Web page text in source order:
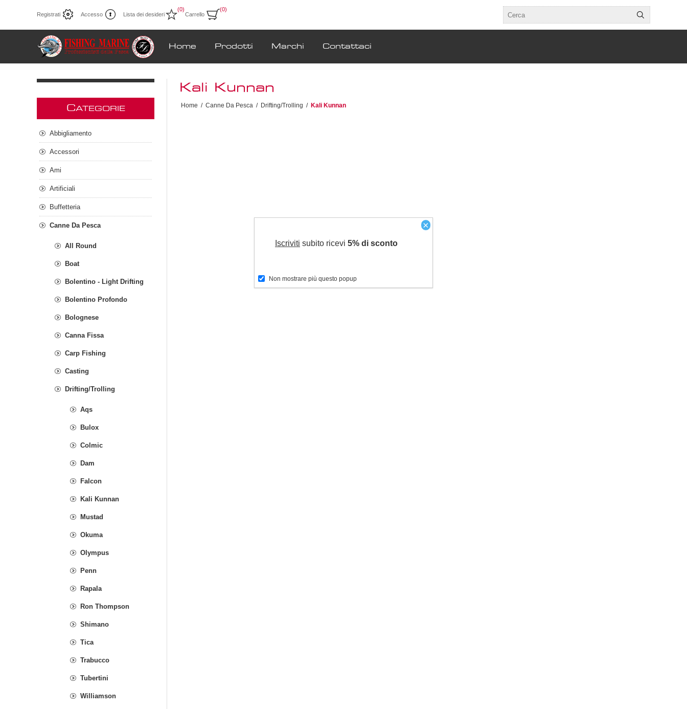
Registrati Accesso Lista dei desideri
(0)
Carrello
(0)
Home Prodotti Marchi Contattaci
Kali Kunnan
Home / Canne Da Pesca / Drifting/Trolling / Kali Kunnan
CATEGORIE
Abbigliamento
Accessori
Ami
Artificiali
Buffetteria
Canne Da Pesca
All Round
Boat
Bolentino - Light Drifting
Bolentino Profondo
Bolognese
Canna Fissa
Carp Fishing
Casting
Drifting/Trolling
Aqs
Bulox
Colmic
Dam
Falcon
Kali Kunnan
Mustad
Okuma
Olympus
Penn
Rapala
Ron Thompson
Shimano
Tica
Trabucco
Tubertini
Williamson
×
Iscriviti subito ricevi 5% di sconto
Non mostrare più questo popup